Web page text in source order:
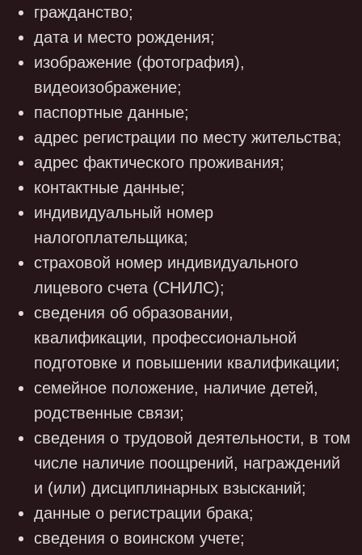
и контрагентов Общества (юридических
фамилия, имя, отчество;
паспортные данные;
контактные данные;
замещаемая должность;
иные персональные данные,
предоставляемые представителями
необходимые для заключения и
исполнения договоров.
3.2.6. Физические лица, врачи, фармацевты,
использующие информационно-рекламные
ресурсы Общества, подписчики:
фамилия, имя, отчество;
контактные данные;
замещаемая должность
адрес и наименование места работы;
3.3. Общество не осуществляет обработку
специальных категорий персональных
национальной принадлежности,
политических взглядов, религиозных или
философских убеждений, интимной жизни,
за исключением случаев, предусмотренных
законодательством РФ.
ПЕРСОНАЛЬНЫХ ДАННЫХ